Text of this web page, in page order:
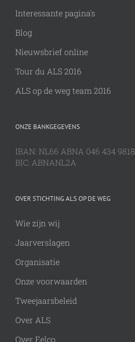
Interessante pagina's
Blog
Nieuwsbrief online
Tour du ALS 2016
ALS op de weg team 2016
ONZE BANKGEGEVENS
IBAN: NL66 ABNA 046 434 9818
BIC: ABNANL2A
OVER STICHTING ALS OP DE WEG
Wie zijn wij
Jaarverslagen
Organisatie
Onze voorwaarden
Tweejaarsbeleid
Over ALS
Over Eelco